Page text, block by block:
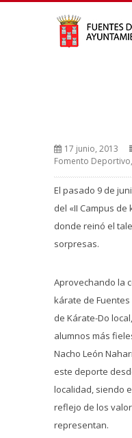
17 junio, 2013
Fomento Deportivo,
El pasado 9 de
del «II Campus
donde reinó el
sorpresas.
Aprovechando la
kárate de Fuentes
de Kárate-Do
alumnos más
Nacho León
este deporte
localidad, siendo
reflejo de los
representan.